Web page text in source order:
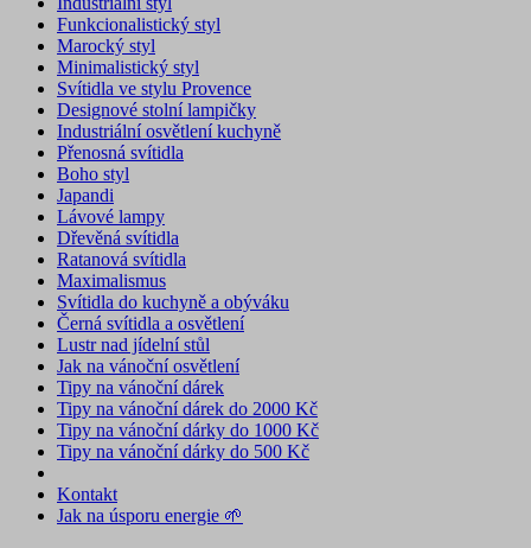
Funkcionalistický styl
Marocký styl
Minimalistický styl
Svítidla ve stylu Provence
Designové stolní lampičky
Industriální osvětlení kuchyně
Přenosná svítidla
Boho styl
Japandi
Lávové lampy
Dřevěná svítidla
Ratanová svítidla
Maximalismus
Svítidla do kuchyně a obýváku
Černá svítidla a osvětlení
Lustr nad jídelní stůl
Jak na vánoční osvětlení
Tipy na vánoční dárek
Tipy na vánoční dárek do 2000 Kč
Tipy na vánoční dárky do 1000 Kč
Tipy na vánoční dárky do 500 Kč
Kontakt
Jak na úsporu energie 🌱